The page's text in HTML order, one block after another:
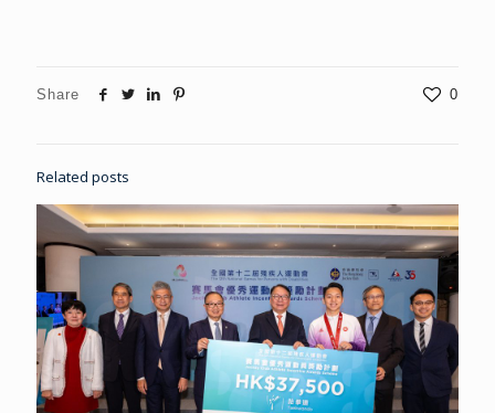
Share 0
Related posts